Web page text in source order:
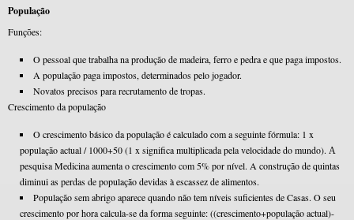
População
Funções:
O pessoal que trabalha na produção de madeira, ferro e pedra e que paga impostos.
A população paga impostos, determinados pelo jogador.
Novatos precisos para recrutamento de tropas.
Crescimento da população
O crescimento básico da população é calculadо com a seguinte fórmula: 1 x
população actual / 1000+50 (1 x significa multiplicada pela velocidade do mundo). А
pesquisa Medicina aumenta o crescimento com 5% por nível. A construção de quintas
diminui as perdas de população devidas à escassez de alimentos.
População sem abrigo aparece quando não tem níveis suficientes de Casas. O seu
crescimento por hora calcula-se da forma seguinte: ((crescimento+população actual)-